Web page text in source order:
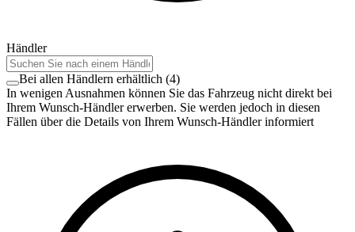
Händler
Bei allen Händlern erhältlich (4)
In wenigen Ausnahmen können Sie das Fahrzeug nicht direkt bei
Ihrem Wunsch-Händler erwerben. Sie werden jedoch in diesen
Fällen über die Details von Ihrem Wunsch-Händler informiert